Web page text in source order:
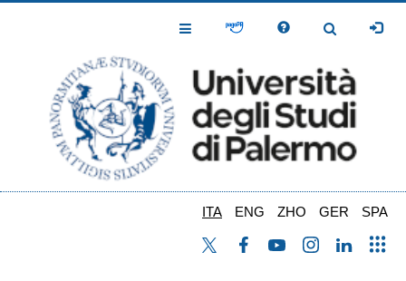
Toggle
Toggle
ITA ENG ZHO GER SPA